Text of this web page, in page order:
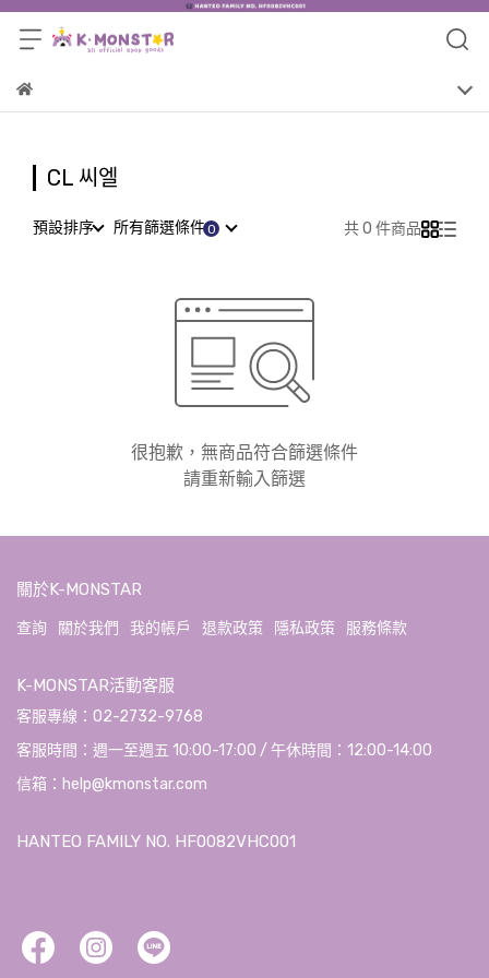
CL 씨엘
預設排序 所有篩選條件 共 0 件商品
很抱歉，無商品符合篩選條件
請重新輸入篩選
關於K-MONSTAR
查詢 關於我們 我的帳戶 退款政策 隱私政策 服務條款
K-MONSTAR活動客服
客服專線：02-2732-9768
客服時間：週一至週五 10:00-17:00 / 午休時間：12:00-14:00
信箱：help@kmonstar.com
HANTEO FAMILY NO. HF0082VHC001